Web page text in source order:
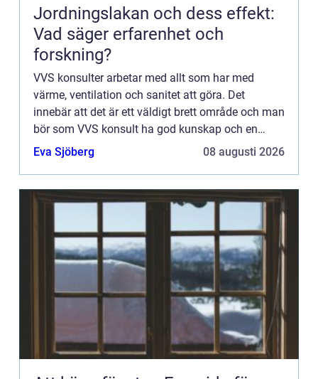
Jordningslakan och dess effekt:
Vad säger erfarenhet och
forskning?
VVS konsulter arbetar med allt som har med
värme, ventilation och sanitet att göra. Det
innebär att det är ett väldigt brett område och man
bör som VVS konsult ha god kunskap och en
gedigen utbildning inom varje gr...
Eva Sjöberg 08 augusti 2026